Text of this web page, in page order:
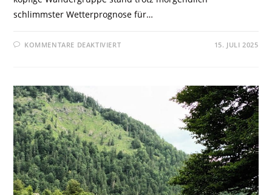
schlimmster Wetterprognose für…
KOMMENTARE DEAKTIVIERT 15. JULI 2025